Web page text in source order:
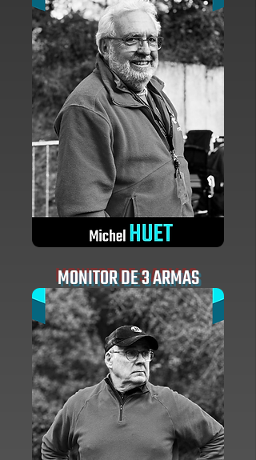
MONITOR DE 3 ARMAS